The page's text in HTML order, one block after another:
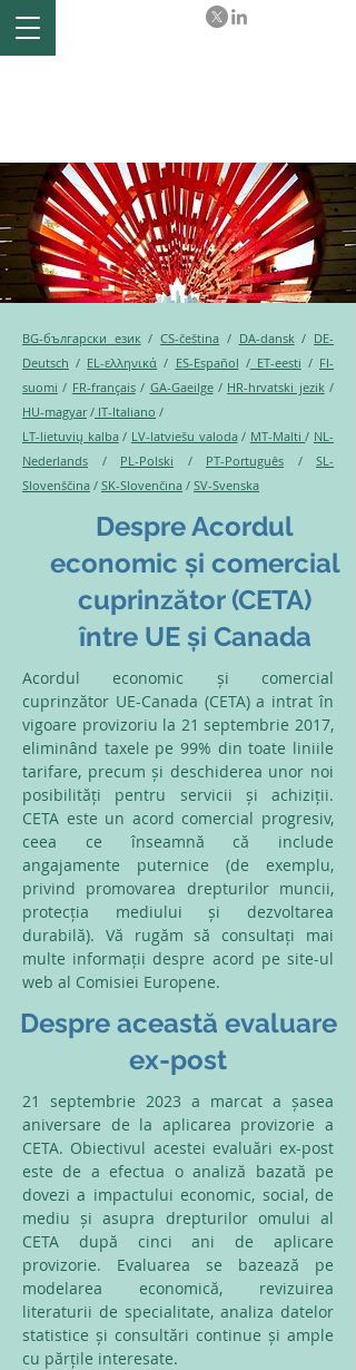
BG-български език/CS-čeština / DA-dansk/ DE-
Deutsch / EL-ελληνικά / ES-Español /ET-eesti / FI-
suomi / FR-français/ GA-Gaeilge/ HR-hrvatski jezik/
HU-magyar/ IT-Italiano /
LT-lietuvių kalba/ LV-latviešu valoda/ MT-Malti/ NL-
Nederlands / PL-Polski / PT-Português / SL-
Slovenščina / SK-Slovenčina / SV-Svenska
Despre Acordul
economic și comercial
cuprinzător (CETA)
între UE și Canada
Acordul economic și comercial
cuprinzător UE-Canada (CETA) a intrat în
vigoare provizoriu la 21 septembrie 2017,
eliminând taxele pe 99% din toate liniile
tarifare, precum și deschiderea unor noi
posibilități pentru servicii și achiziții.
CETA este un acord comercial progresiv,
ceea ce înseamnă că include
angajamente puternice (de exemplu,
privind promovarea drepturilor muncii,
protecția mediului și dezvoltarea
durabilă). Vă rugăm să consultați mai
multe informații despre acord pe site-ul
web al Comisiei Europene.​
Despre această evaluare
ex-post
21 septembrie 2023 a marcat a șasea
aniversare de la aplicarea provizorie a
CETA. Obiectivul acestei evaluări ex-post
este de a efectua o analiză bazată pe
dovezi a impactului economic, social, de
mediu și asupra drepturilor omului al
CETA după cinci ani de aplicare
provizorie. Evaluarea se bazează pe
modelarea economică, revizuirea
literaturii de specialitate, analiza datelor
statistice și consultări continue și ample
cu părțile interesate.